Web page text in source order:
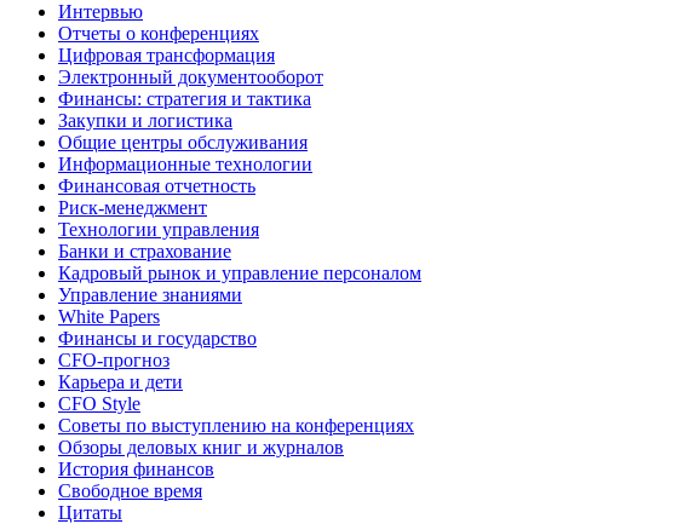
Интервью
Отчеты о конференциях
Цифровая трансформация
Электронный документооборот
Финансы: стратегия и тактика
Закупки и логистика
Общие центры обслуживания
Информационные технологии
Финансовая отчетность
Риск-менеджмент
Технологии управления
Банки и страхование
Кадровый рынок и управление персоналом
Управление знаниями
White Papers
Финансы и государство
CFO-прогноз
Карьера и дети
CFO Style
Советы по выступлению на конференциях
Обзоры деловых книг и журналов
История финансов
Свободное время
Цитаты